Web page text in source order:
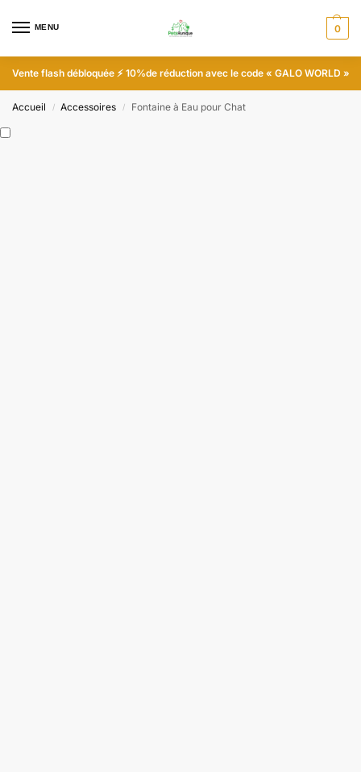
MENU 0
Vente flash débloquée⚡ 10%de réduction avec le code « GALO WORLD »
Accueil / Accessoires / Fontaine à Eau pour Chat